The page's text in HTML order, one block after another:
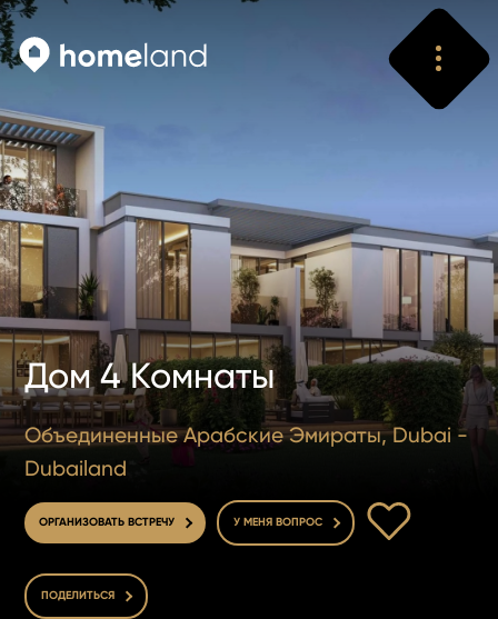
Дом 4 Комнаты
Объединенные Арабские Эмираты, Dubai -
Dubailand
ОРГАНИЗОВАТЬ ВСТРЕЧУ У МЕНЯ ВОПРОС
ПОДЕЛИТЬСЯ
Искать